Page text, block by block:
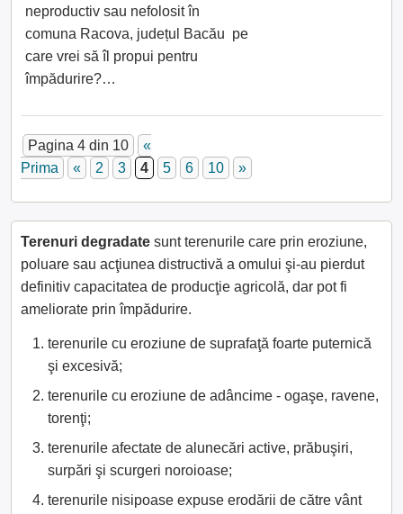
neproductiv sau nefolosit în
comuna Racova, județul Bacău pe
care vrei să îl propui pentru
împădurire?…
Pagina 4 din 10
«
Prima
« 2 3 4 5 6 10 »
Terenuri degradate sunt terenurile care prin eroziune,
poluare sau acţiunea distructivă a omului şi-au pierdut
definitiv capacitatea de producţie agricolă, dar pot fi
ameliorate prin împădurire.
terenurile cu eroziune de suprafaţă foarte puternică
şi excesivă;
terenurile cu eroziune de adâncime - ogaşe, ravene,
torenţi;
terenurile afectate de alunecări active, prăbuşiri,
surpări şi scurgeri noroioase;
terenurile nisipoase expuse erodării de către vânt